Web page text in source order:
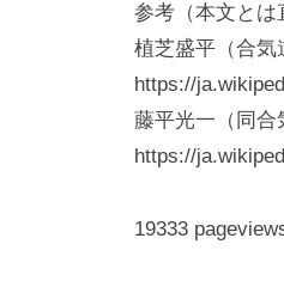
参考（本文とは
植芝盛平（合気
https://
藤平光一（同合
https://
19333